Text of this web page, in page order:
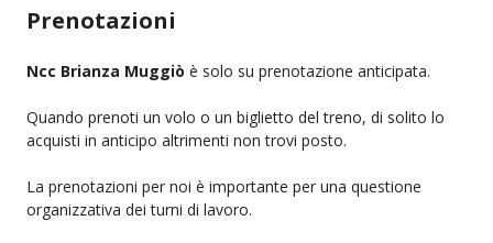
Prenotazioni
Ncc Brianza Muggiò è solo su prenotazione anticipata.
Quando prenoti un volo o un biglietto del treno, di solito lo
acquisti in anticipo altrimenti non trovi posto.
La prenotazioni per noi è importante per una questione
organizzativa dei turni di lavoro.